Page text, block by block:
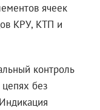
ячеек
КРУ, КТП и
контроль
без